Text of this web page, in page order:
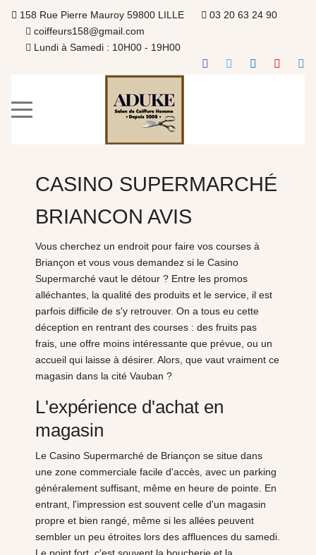
158 Rue Pierre Mauroy 59800 LILLE
03 20 63 24 90
coiffeurs158@gmail.com
Lundi à Samedi : 10H00 - 19H00
CASINO SUPERMARCHÉ
BRIANCON AVIS
Vous cherchez un endroit pour faire vos courses à
Briançon et vous vous demandez si le Casino
Supermarché vaut le détour ? Entre les promos
alléchantes, la qualité des produits et le service, il est
parfois difficile de s'y retrouver. On a tous eu cette
déception en rentrant des courses : des fruits pas
frais, une offre moins intéressante que prévue, ou un
accueil qui laisse à désirer. Alors, que vaut vraiment ce
magasin dans la cité Vauban ?
L'expérience d'achat en
magasin
Le Casino Supermarché de Briançon se situe dans
une zone commerciale facile d'accès, avec un parking
généralement suffisant, même en heure de pointe. En
entrant, l'impression est souvent celle d'un magasin
propre et bien rangé, même si les allées peuvent
sembler un peu étroites lors des affluences du samedi.